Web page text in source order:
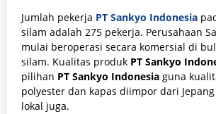
Jumlah pekerja PT Sankyo Indonesia
silam adalah 275 pekerja. Perusahaan
mulai beroperasi secara komersial di
silam. Kualitas produk PT Sankyo
pilihan PT Sankyo Indonesia guna
polyester dan kapas diimpor dari
lokal juga.